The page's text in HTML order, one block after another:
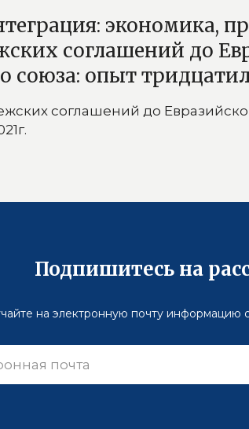
экономика,
соглашений до
союза: опыт
соглашений до
Подпишитесь на
на электронную почту информацию